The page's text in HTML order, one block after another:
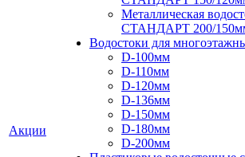
Акции
Металлическая
СТАНДАРТ 200/
Водостоки для
D-100мм
D-110мм
D-120мм
D-136мм
D-150мм
D-180мм
D-200мм